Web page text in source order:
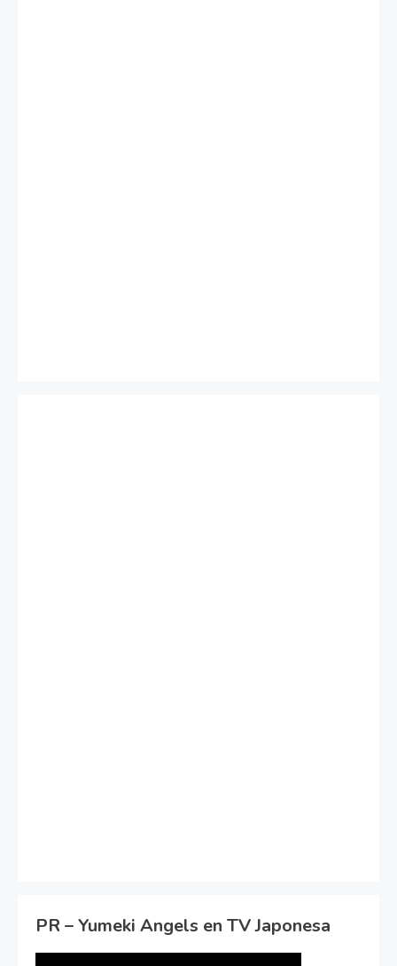
PR – Yumeki Angels en TV Japonesa